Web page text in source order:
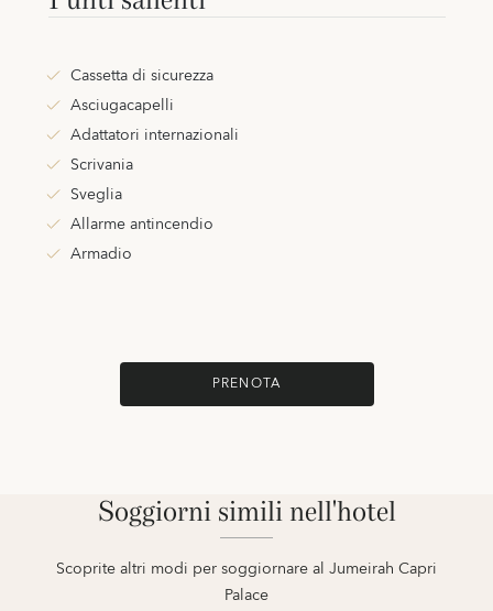
Cassetta di sicurezza
Asciugacapelli
Adattatori internazionali
Scrivania
Sveglia
Allarme antincendio
Armadio
PRENOTA
Soggiorni simili nell'hotel
Scoprite altri modi per soggiornare al Jumeirah Capri
Palace